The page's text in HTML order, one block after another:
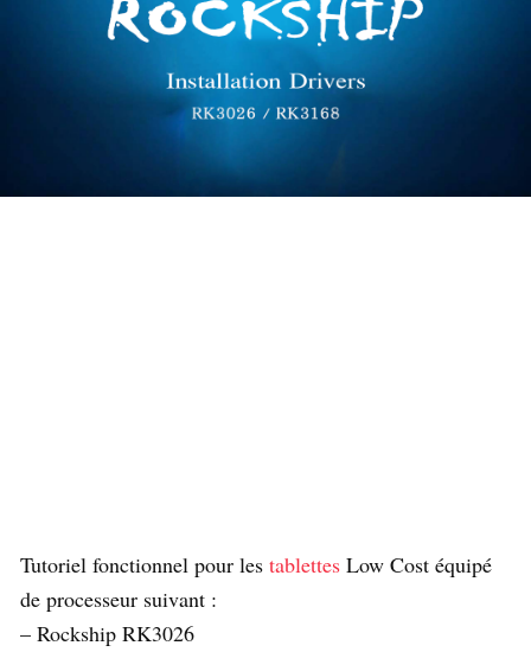
Tutoriel fonctionnel pour les tablettes Low Cost équipé
de processeur suivant :
– Rockship RK3026